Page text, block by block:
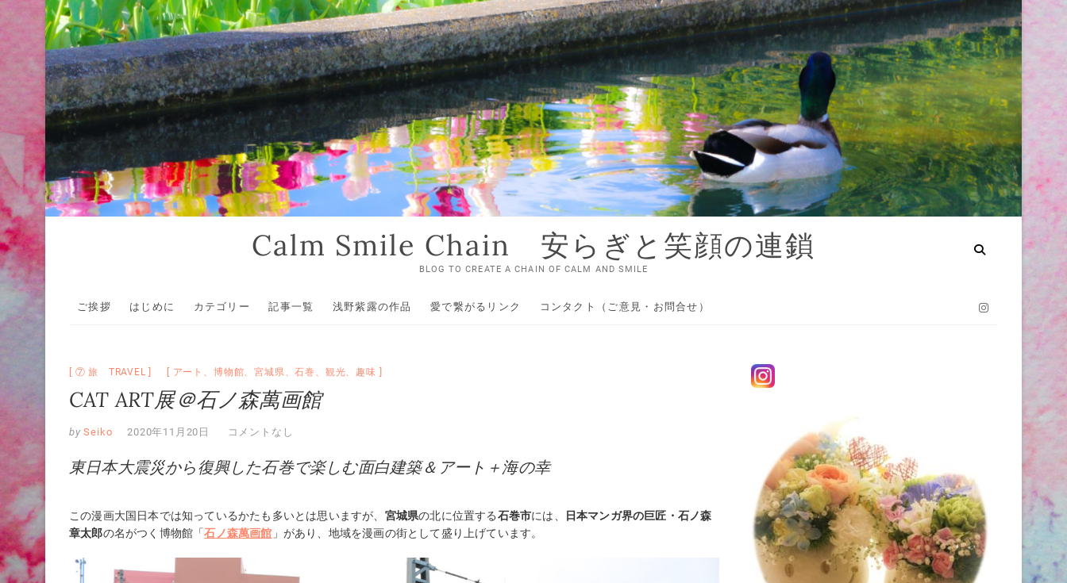
Calm Smile Chain 安らぎと笑顔の連鎖
BLOG TO CREATE A CHAIN OF CALM AND SMILE
Instagram
ご挨拶 はじめに カテゴリー 記事一覧 浅野紫露の作品 愛で繋がるリンク コンタクト（ご意見・お問合せ）
⑦ 旅 TRAVEL アート 、 博物館、宮城県、石巻 、 観光、 趣味
CAT ART展＠石ノ森萬画館
by Seiko 2020年11月20日 コメントなし
東日本大震災から復興した石巻で楽しむ面白建築＆アート＋海の幸
この漫画大国日本では知っているかたも多いとは思いますが、 宮城県の北に位置する石巻市には、
日本マンガ界の巨匠・石ノ森
章太郎の名がつく博物館「石ノ森萬画館 」があり、地域を漫画の街として盛り上げています。